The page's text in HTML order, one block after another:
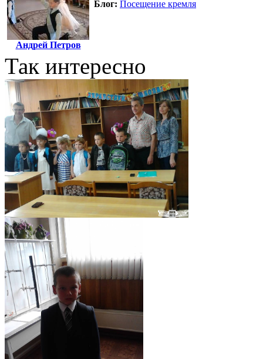
Андрей Петров
Блог: Посещение кремля
Так интересно